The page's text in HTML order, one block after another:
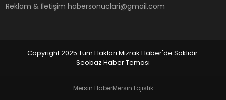
Reklam & İletişimhabersonuclari@gmail.com
Copyright 2025 Tüm Hakları Mızrak Haber'de Saklıdır.
Seobaz Haber Teması
Mersin HaberMersin Lojistik